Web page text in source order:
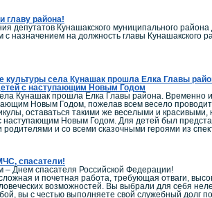
главу района!
депутатов Кунашакского муниципального
с назначением на должность главы Кунашакского
культуры села Кунашак прошла Елка Главы
с наступающим Новым Годом
Кунашак прошла Елка Главы района.
Новым Годом, пожелав всем весело
оставаться такими же веселыми и
наступающим Новым Годом. Для детей был
и со всеми сказочными героями из
спасатели!
– Днем спасателя Российской Федерации!
и почетная работа, требующая отваги,
возможностей. Вы выбрали для себя
вы с честью выполняете свой служебный долг